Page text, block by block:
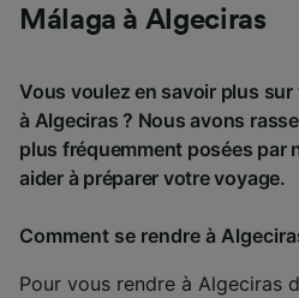
Málaga à Algeciras
Vous voulez en savoir plus
à Algeciras ? Nous avons
plus fréquemment posées par
aider à préparer votre voyage.
Comment se rendre à
Pour vous rendre à Algeciras